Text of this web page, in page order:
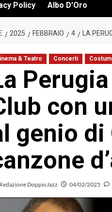
Policy Albo D’Oro
2025 FEBBRAIO 4 LA
& Teatro Concerti
con
genio di
Redazione DoppioJazz 04/02/2025